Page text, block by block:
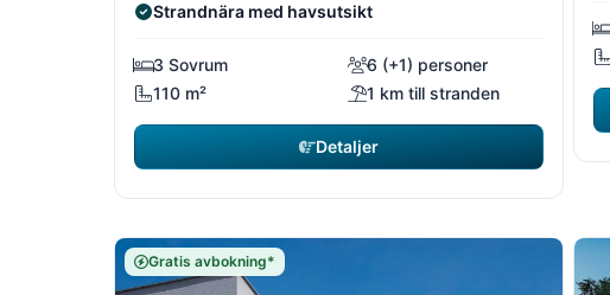
Strandnära med havsutsikt
3 Sovrum
6 (+1) personer
110 m²
1 km till stranden
Detaljer
Gratis avbokning*